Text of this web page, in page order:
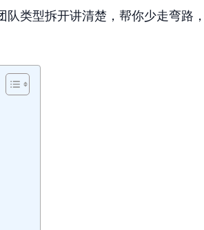
类型拆开讲清楚，帮你少走弯路